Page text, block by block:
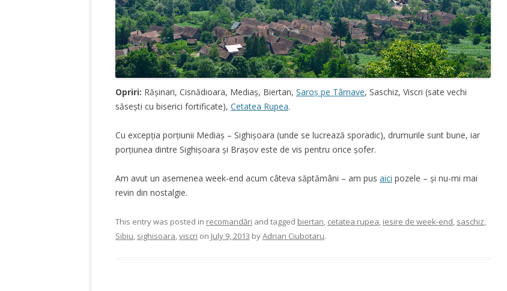
Opriri: Rășinari, Cisnădioara, Mediaș, Biertan, Saroș pe Târnave, Saschiz, Viscri (sate vechi
săsești cu biserici fortificate), Cetatea Rupea.
Cu excepția porțiunii Mediaș – Sighișoara (unde se lucrează sporadic), drumurile sunt bune, iar
porțiunea dintre Sighișoara și Brașov este de vis pentru orice șofer.
Am avut un asemenea week-end acum câteva săptămâni – am pus aici pozele – și nu-mi mai
revin din nostalgie.
This entry was posted in recomandări and tagged biertan, cetatea rupea, iesire de week-end, saschiz,
Sibiu, sighisoara,viscri on July 9, 2013 byAdrian Ciubotaru.